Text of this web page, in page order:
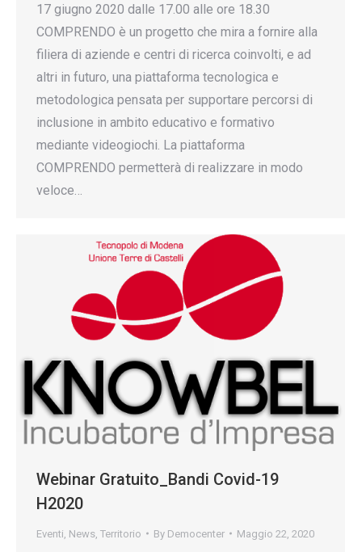
17 giugno 2020 dalle 17.00 alle ore 18.30
COMPRENDO è un progetto che mira a fornire alla
filiera di aziende e centri di ricerca coinvolti, e ad
altri in futuro, una piattaforma tecnologica e
metodologica pensata per supportare percorsi di
inclusione in ambito educativo e formativo
mediante videogiochi. La piattaforma
COMPRENDO permetterà di realizzare in modo
veloce…
Webinar Gratuito_Bandi Covid-19
H2020
Eventi News Territorio By Democenter Maggio 22, 2020